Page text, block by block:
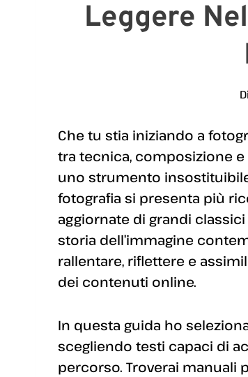
Leggere
Di
Che tu stia iniziando a
tra tecnica, composizione
uno strumento
fotografia si presenta più
aggiornate di grandi
storia dell’immagine
rallentare, riflettere e
dei contenuti online.
In questa guida ho
scegliendo testi capaci di
percorso. Troverai manuali